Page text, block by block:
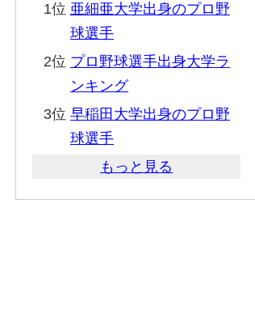
1位 亜細亜大学出身のプロ野
球選手
2位 プロ野球選手出身大学ラ
ンキング
3位 早稲田大学出身のプロ野
球選手
もっと見る